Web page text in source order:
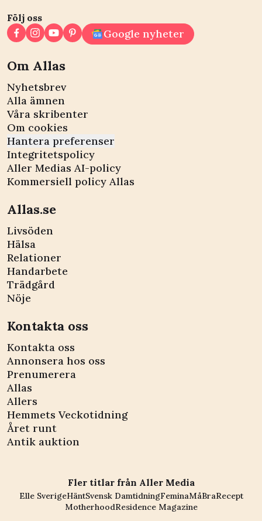
Följ oss
Google nyheter
Om Allas
Nyhetsbrev
Alla ämnen
Våra skribenter
Om cookies
Hantera preferenser
Integritetspolicy
Aller Medias AI-policy
Kommersiell policy Allas
Allas.se
Livsöden
Hälsa
Relationer
Handarbete
Trädgård
Nöje
Kontakta oss
Kontakta oss
Annonsera hos oss
Prenumerera
Allas
Allers
Hemmets Veckotidning
Året runt
Antik auktion
Fler titlar från Aller Media
Elle SverigeHäntSvensk DamtidningFeminaMåBraRecept
MotherhoodResidence Magazine